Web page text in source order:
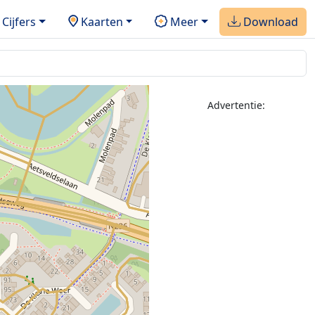
Cijfers Kaarten Meer Download
Advertentie: